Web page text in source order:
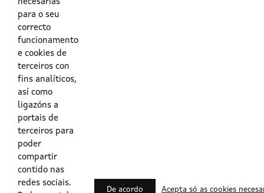
necesarias
para o seu
correcto
funcionamento
e cookies de
terceiros con
fins analíticos,
así como
ligazóns a
portais de
terceiros para
poder
compartir
contido nas
redes sociais.
De acordo Acepta só as cookies